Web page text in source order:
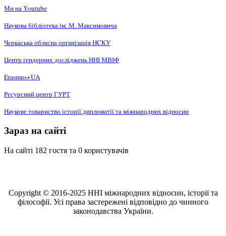
Ми на Youtube
Наукова бібліотека ім. М. Максимовича
Черкаська обласна організація НCКУ
Центр ґендерних досліджень ННІ МВІФ
Erasmus+UA
Ресурсний центр ГУРТ
Наукове товариство історії дипломатії та міжнародних відносин
Зараз на сайті
На сайті 182 гостя та 0 користувачів
Copyright © 2016-2025 ННІ міжнародних відносин, історії та
філософії. Усі права застережені відповідно до чинного
законодавства України.